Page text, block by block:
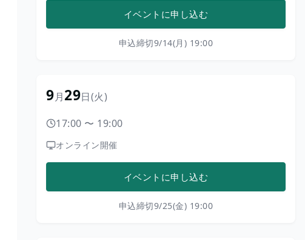
イベントに申し込む
申込締切9/14(月) 19:00
9月29日(火)
17:00 〜 19:00
オンライン開催
イベントに申し込む
申込締切9/25(金) 19:00